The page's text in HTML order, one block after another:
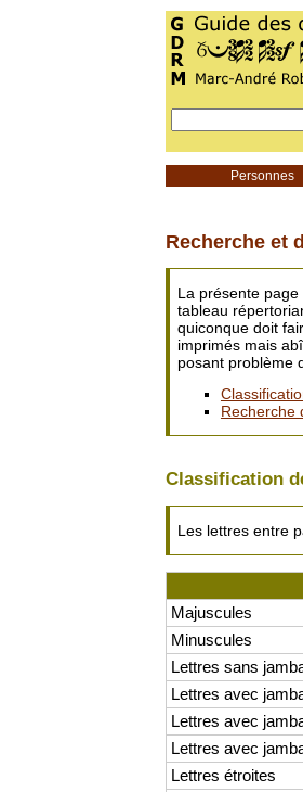
Personnes
Recherche et
La présente
tableau
quiconque doit
imprimés mais
posant problème
Recherche
Classification
Les lettres entre
Majuscules
Minuscules
Lettres sans
Lettres avec
Lettres avec
Lettres avec
Lettres étroites